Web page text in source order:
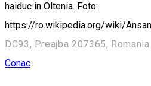
haiduc in Oltenia. Foto:
https://ro.wikipedia.org/wiki/
DC93, Preajba 207365, Romania
Conac